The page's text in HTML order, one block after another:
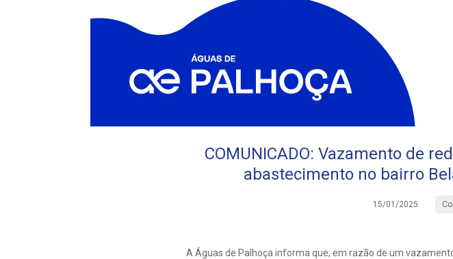
COMUNICADO: Vazamento de
abastecimento no bairro
15/01/2025
A Águas de Palhoça informa que, em razão de um